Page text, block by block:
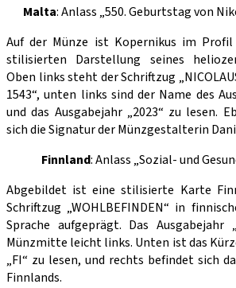
Malta: Anlass „550. Geburtstag von
Auf der Münze ist Kopernikus im
stilisierten Darstellung seines
Oben links steht der Schriftzug
1543“, unten links sind der Name des
und das Ausgabejahr „2023“ zu lesen.
sich die Signatur der Münzgestalterin
Finnland: Anlass „Sozial- und
Abgebildet ist eine stilisierte Karte
Schriftzug „WOHLBEFINDEN“ in
Sprache aufgeprägt. Das
Münzmitte leicht links. Unten ist das
„FI“ zu lesen, und rechts befindet sich
Finnlands.